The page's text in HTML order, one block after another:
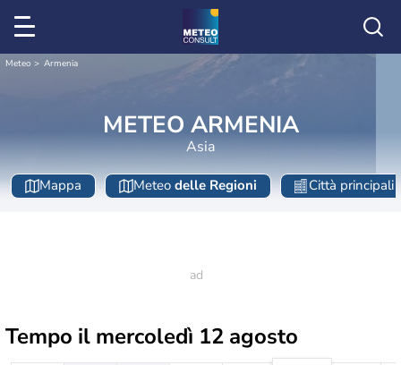
Meteo Armenia
METEO ARMENIA
Asia
Mappa Meteo delle Regioni Città principali
Tempo il mercoledì 12 agosto